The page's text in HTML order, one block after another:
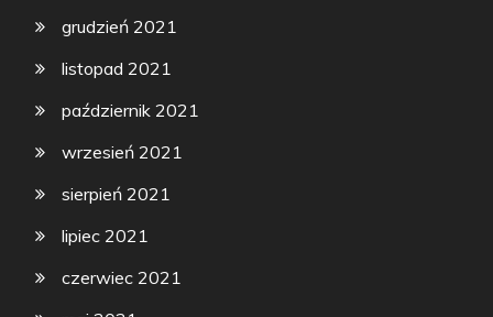
grudzień 2021
listopad 2021
październik 2021
wrzesień 2021
sierpień 2021
lipiec 2021
czerwiec 2021